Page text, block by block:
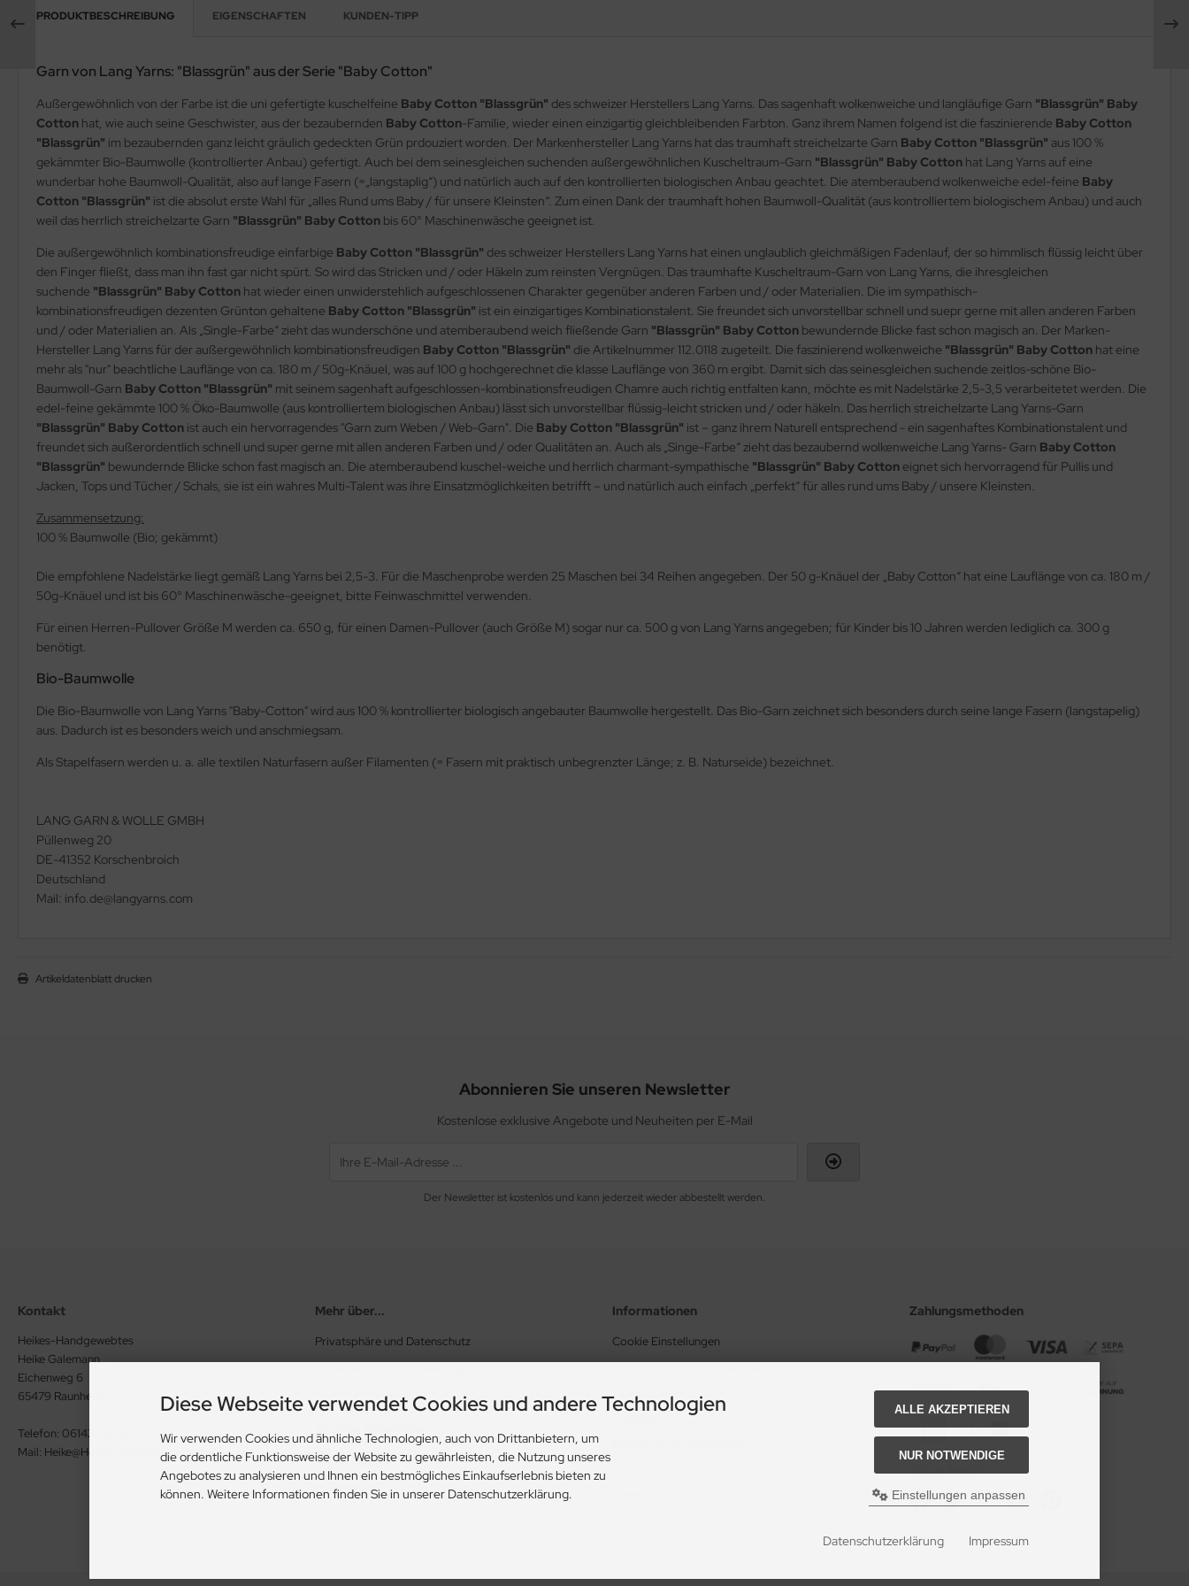
PRODUKTBESCHREIBUNG EIGENSCHAFTEN KUNDEN-TIPP
Garn von Lang Yarns: "Blassgrün" aus der Serie "Baby Cotton"
Außergewöhnlich von der Farbe ist die uni gefertigte kuschelfeine Baby Cotton "Blassgrün" des schweizer Herstellers Lang Yarns. Das sagenhaft wolkenweiche und langläufige Garn "Blassgrün" Baby
Cotton hat, wie auch seine Geschwister, aus der bezaubernden Baby Cotton-Familie, wieder einen einzigartig gleichbleibenden Farbton. Ganz ihrem Namen folgend ist die faszinierende Baby Cotton
"Blassgrün" im bezaubernden ganz leicht gräulich gedeckten Grün prdouziert worden. Der Markenhersteller Lang Yarns hat das traumhaft streichelzarte Garn Baby Cotton "Blassgrün" aus 100 %
gekämmter Bio-Baumwolle (kontrollierter Anbau) gefertigt. Auch bei dem seinesgleichen suchenden außergewöhnlichen Kuscheltraum-Garn "Blassgrün" Baby Cotton hat Lang Yarns auf eine
wunderbar hohe Baumwoll-Qualität, also auf lange Fasern (=„langstaplig“) und natürlich auch auf den kontrollierten biologischen Anbau geachtet. Die atemberaubend wolkenweiche edel-feine Baby
Cotton "Blassgrün" ist die absolut erste Wahl für „alles Rund ums Baby / für unsere Kleinsten“. Zum einen Dank der traumhaft hohen Baumwoll-Qualität (aus kontrolliertem biologischem Anbau) und auch
weil das herrlich streichelzarte Garn "Blassgrün" Baby Cotton bis 60° Maschinenwäsche geeignet ist.
Die außergewöhnlich kombinationsfreudige einfarbige Baby Cotton "Blassgrün" des schweizer Herstellers Lang Yarns hat einen unglaublich gleichmäßigen Fadenlauf, der so himmlisch flüssig leicht über
den Finger fließt, dass man ihn fast gar nicht spürt. So wird das Stricken und / oder Häkeln zum reinsten Vergnügen. Das traumhafte Kuscheltraum-Garn von Lang Yarns, die ihresgleichen
suchende "Blassgrün" Baby Cotton hat wieder einen unwiderstehlich aufgeschlossenen Charakter gegenüber anderen Farben und / oder Materialien. Die im sympathisch-
kombinationsfreudigen dezenten Grünton gehaltene Baby Cotton "Blassgrün" ist ein einzigartiges Kombinationstalent. Sie freundet sich unvorstellbar schnell und suepr gerne mit allen anderen Farben
und / oder Materialien an. Als „Single-Farbe“ zieht das wunderschöne und atemberaubend weich fließende Garn "Blassgrün" Baby Cotton bewundernde Blicke fast schon magisch an. Der Marken-
Hersteller Lang Yarns für der außergewöhnlich kombinationsfreudigen Baby Cotton "Blassgrün" die Artikelnummer 112.0118 zugeteilt. Die faszinierend wolkenweiche "Blassgrün" Baby Cotton hat eine
mehr als "nur" beachtliche Lauflänge von ca. 180 m / 50g-Knäuel, was auf 100 g hochgerechnet die klasse Lauflänge von 360 m ergibt. Damit sich das seinesgleichen suchende zeitlos-schöne Bio-
Baumwoll-Garn Baby Cotton "Blassgrün" mit seinem sagenhaft aufgeschlossen-kombinationsfreudigen Chamre auch richtig entfalten kann, möchte es mit Nadelstärke 2,5-3,5 verarbeitetet werden. Die
edel-feine gekämmte 100 % Öko-Baumwolle (aus kontrolliertem biologischen Anbau) lässt sich unvorstellbar flüssig-leicht stricken und / oder häkeln. Das herrlich streichelzarte Lang Yarns-Garn
"Blassgrün" Baby Cotton ist auch ein hervorragendes "Garn zum Weben / Web-Garn". Die Baby Cotton "Blassgrün" ist – ganz ihrem Naturell entsprechend - ein sagenhaftes Kombinationstalent und
freundet sich außerordentlich schnell und super gerne mit allen anderen Farben und / oder Qualitäten an. Auch als „Singe-Farbe“ zieht das bezaubernd wolkenweiche Lang Yarns- Garn Baby Cotton
"Blassgrün" bewundernde Blicke schon fast magisch an. Die atemberaubend kuschel-weiche und herrlich charmant-sympathische "Blassgrün" Baby Cotton eignet sich hervorragend für Pullis und
Jacken, Tops und Tücher / Schals, sie ist ein wahres Multi-Talent was ihre Einsatzmöglichkeiten betrifft – und natürlich auch einfach „perfekt“ für alles rund ums Baby / unsere Kleinsten.
Zusammensetzung:
100 % Baumwolle (Bio; gekämmt)
Die empfohlene Nadelstärke liegt gemäß Lang Yarns bei 2,5-3. Für die Maschenprobe werden 25 Maschen bei 34 Reihen angegeben. Der 50 g-Knäuel der „Baby Cotton“ hat eine Lauflänge von ca. 180 m /
50g-Knäuel und ist bis 60° Maschinenwäsche-geeignet, bitte Feinwaschmittel verwenden.
Für einen Herren-Pullover Größe M werden ca. 650 g, für einen Damen-Pullover (auch Größe M) sogar nur ca. 500 g von Lang Yarns angegeben; für Kinder bis 10 Jahren werden lediglich ca. 300 g
benötigt.
Bio-Baumwolle
Die Bio-Baumwolle von Lang Yarns "Baby-Cotton" wird aus 100 % kontrollierter biologisch angebauter Baumwolle hergestellt. Das Bio-Garn zeichnet sich besonders durch seine lange Fasern (langstapelig)
aus. Dadurch ist es besonders weich und anschmiegsam.
Als Stapelfasern werden u. a. alle textilen Naturfasern außer Filamenten (= Fasern mit praktisch unbegrenzter Länge; z. B. Naturseide) bezeichnet.
LANG GARN & WOLLE GMBH
Püllenweg 20
DE-41352 Korschenbroich
Deutschland
Mail: info.de@langyarns.com
Artikeldatenblatt drucken
Abonnieren Sie unseren Newsletter
Kostenlose exklusive Angebote und Neuheiten per E-Mail
Der Newsletter ist kostenlos und kann jederzeit wieder abbestellt werden.
Kontakt
Heikes-Handgewebtes
Heike Galemann
Eichenweg 6
65479 Raunheim
Telefon: 06142 926386
Mail: Heike@Heikes-Handgewebtes.de
Mehr über...
Privatsphäre und Datenschutz
Allgemeine Geschäftsbedingungen
Widerrufsrecht
Impressum
Kontakt
Informationen
Cookie Einstellungen
Lieferung und Versandkosten
Zahlungsarten
Zahlungsmethoden
Diese Webseite verwendet Cookies und andere Technologien
Wir verwenden Cookies und ähnliche Technologien, auch von Drittanbietern, um
die ordentliche Funktionsweise der Website zu gewährleisten, die Nutzung unseres
Angebotes zu analysieren und Ihnen ein bestmögliches Einkaufserlebnis bieten zu
können. Weitere Informationen finden Sie in unserer Datenschutzerklärung.
ALLE AKZEPTIEREN
NUR NOTWENDIGE
Einstellungen anpassen
Datenschutzerklärung Impressum